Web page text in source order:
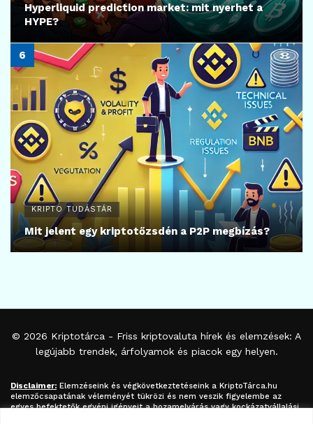
Hyperliquid prediction market: mit nyerhet a
HYPE?
KRIPTO TUDÁSTÁR
Mit jelent egy kriptotőzsdén a P2P megbízás?
© 2026 Kriptotárca - Friss kriptovaluta hírek és elemzések: A
legújabb trendek, árfolyamok és piacok egy helyen.
Disclaimer: Elemzéseink és végkövetkeztetéseink a KriptoTárca.hu
elemzőcsapatának véleményét tükrözi és nem veszik figyelembe az
egyes befektetők egyéni igényeit a hozamelvárás vagy kockázatvállalási